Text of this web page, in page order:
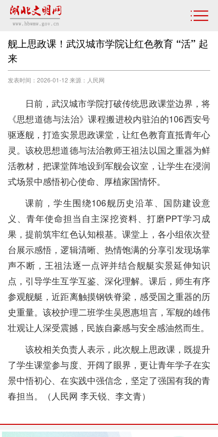
舰上思政课！武汉城市学院让红色教育 “活” 起
来
发表时间：2026-01-12 来源：人民网
日前，武汉城市学院打破传统思政课堂边界，将
《思想道德与法治》课程搬进校内驻泊的106西安号
驱逐舰，打造实景思政课堂，让红色教育直抵青年心
灵。该校思想道德与法治教师王祖法以国之重器为鲜
活教材，把课堂阵地设到军舰会议室，让学生在浸润
式场景中感悟初心使命、厚植家国情怀。
课前，学生围绕106舰历史沿革、国防建设意
义、青年使命担当自主深挖资料、打磨PPT学习成
果，提前筑牢红色认知根基。课堂上，各小组依次登
台展示感悟，逻辑清晰、热情饱满的分享引发现场掌
声不断，王祖法逐一点评并结合舰艇实景延伸知识
点，引导学生互学互鉴、深化理解。课后，师生有序
参观舰艇，近距离触摸钢铁脊梁，感受国之重器的历
史重量。该校护理二班学生吴恩惠坦言，军舰的雄伟
壮观让人深受震撼，民族自豪感与安全感油然而生。
该校相关负责人表示，此次舰上思政课，既提升
了学生课堂参与度、开阔了眼界，更让青年学子在实
景中悟初心、在实践中强信念，坚定了强国有我的青
春担当。（人民网 李天锐、李文青）